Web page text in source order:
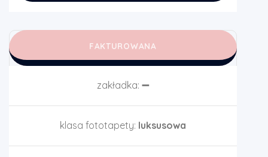
FAKTUROWANA
zakładka: ➖
klasa fototapety: luksusowa